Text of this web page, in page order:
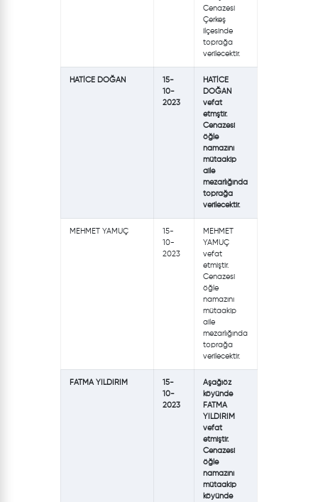
Cenazesi
Çerkeş
ilçesinde
toprağa
verilecektir.
HATİCE DOĞAN
15-
10-
2023
HATİCE
DOĞAN
vefat
etmştir.
Cenazesi
öğle
namazını
mütaakip
aile
mezarlığında
toprağa
verilecektir.
MEHMET YAMUÇ
15-
10-
2023
MEHMET
YAMUÇ
vefat
etmiştir.
Cenazesi
öğle
namazını
mütaakip
aile
mezarlığında
toprağa
verilecektir.
FATMA YILDIRIM
15-
10-
2023
Aşağıöz
köyünde
FATMA
YILDIRIM
vefat
etmiştir.
Cenazesi
öğle
namazını
mütaakip
köyünde